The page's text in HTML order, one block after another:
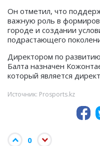
Он отметил, что
важную роль в
городе и создании
подрастающего
Директором по
Балта назначен
который является
Источник: Prosports.kz
0